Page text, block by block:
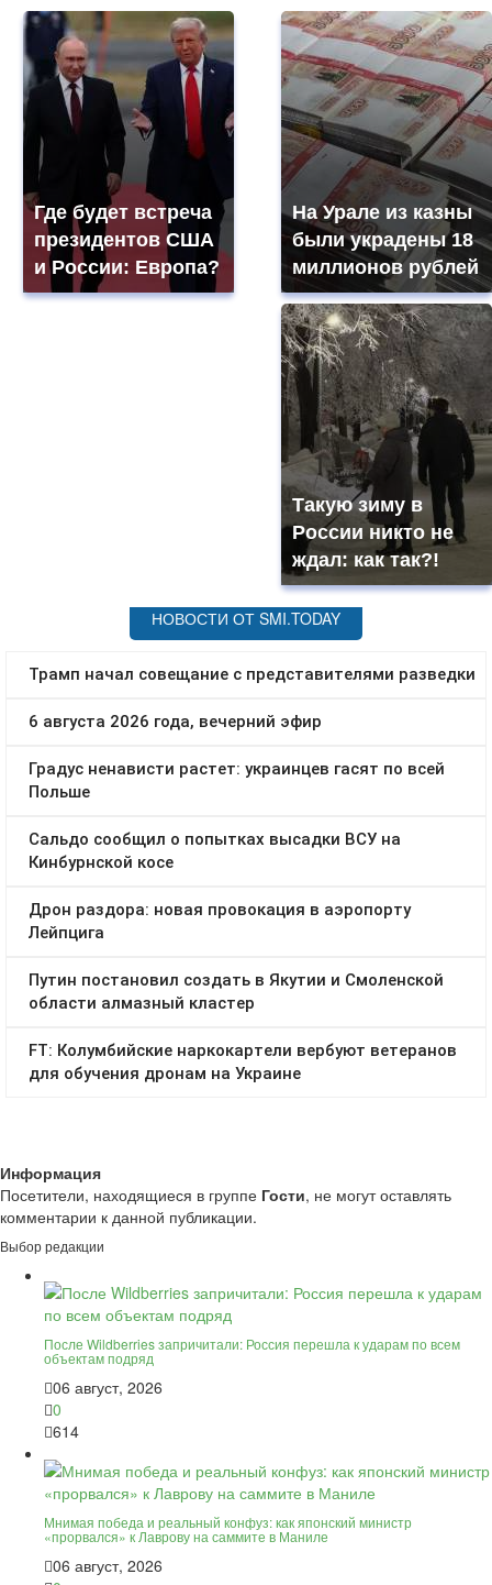
Где будет встреча
президентов США
и России: Европа?
На Урале из казны
были украдены 18
миллионов рублей
Такую зиму в
России никто не
ждал: как так?!
Информация
Посетители, находящиеся в группе Гости, не могут оставлять
комментарии к данной публикации.
Выбор редакции
После Wildberries запричитали: Россия перешла к ударам по всем
объектам подряд
06 август, 2026
0
614
Мнимая победа и реальный конфуз: как японский министр
«прорвался» к Лаврову на саммите в Маниле
06 август, 2026